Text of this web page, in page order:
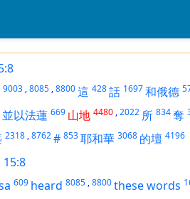
9003 ,8085 ,8800這 428話 1697和俄德
並以法蓮 669 山地 4480 ,2022 所 834奪
2318 ,8762# 853耶和華 3068 的壇 4196
609 heard 8085 ,8800these words